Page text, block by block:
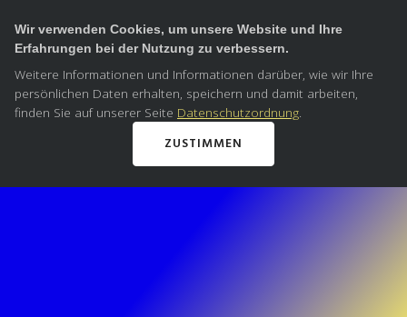
Wir verwenden Cookies, um unsere Website und Ihre
Erfahrungen bei der Nutzung zu verbessern.
Weitere Informationen und Informationen darüber, wie wir Ihre
persönlichen Daten erhalten, speichern und damit arbeiten,
finden Sie auf unserer Seite Datenschutzordnung.
ZUSTIMMEN